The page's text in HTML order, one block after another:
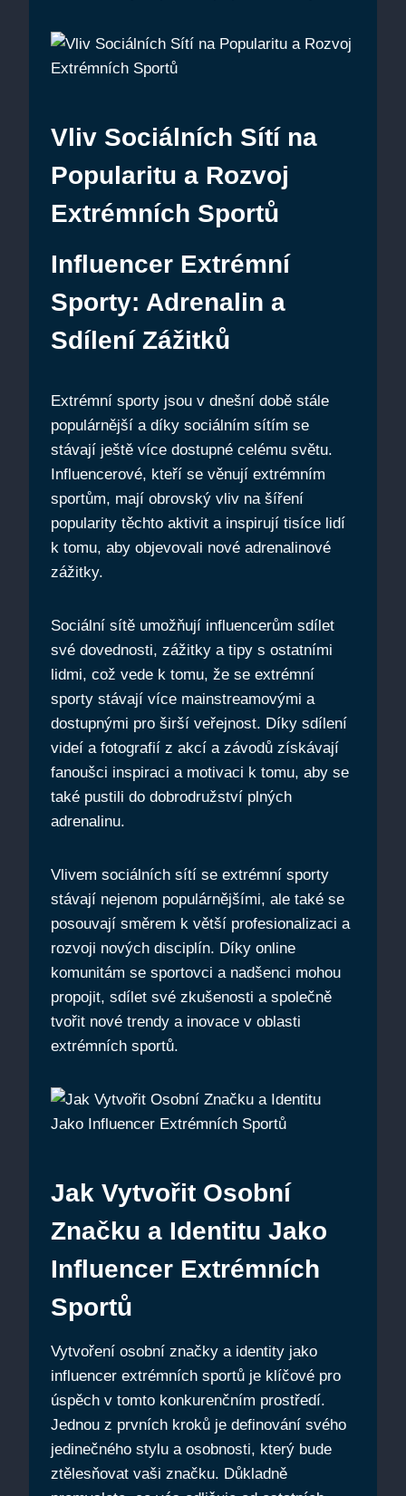
Vliv Sociálních Sítí na
Popularitu a Rozvoj
Extrémních Sportů
Influencer Extrémní
Sporty: Adrenalin a
Sdílení Zážitků
Extrémní sporty jsou v dnešní době stále
populárnější a díky sociálním sítím se
stávají ještě více dostupné celému světu.
Influencerové, kteří se věnují extrémním
sportům, mají obrovský vliv na šíření
popularity těchto aktivit a inspirují tisíce lidí
k tomu, aby objevovali nové adrenalinové
zážitky.
Sociální sítě umožňují influencerům sdílet
své dovednosti, zážitky a tipy s ostatními
lidmi, což vede k tomu, že se extrémní
sporty stávají více mainstreamovými a
dostupnými pro širší veřejnost. Díky sdílení
videí a fotografií z akcí a závodů získávají
fanoušci inspiraci a motivaci k tomu, aby se
také pustili do dobrodružství plných
adrenalinu.
Vlivem sociálních sítí se extrémní sporty
stávají nejenom populárnějšími, ale také se
posouvají směrem k větší profesionalizaci a
rozvoji nových disciplín. Díky online
komunitám se sportovci a nadšenci mohou
propojit, sdílet své zkušenosti a společně
tvořit nové trendy a inovace v oblasti
extrémních sportů.
Jak Vytvořit Osobní
Značku a Identitu Jako
Influencer Extrémních
Sportů
Vytvoření osobní značky a identity jako
influencer extrémních sportů je klíčové pro
úspěch v tomto konkurenčním prostředí.
Jednou z prvních kroků je definování svého
jedinečného stylu a osobnosti, který bude
ztělesňovat vaši značku. Důkladně